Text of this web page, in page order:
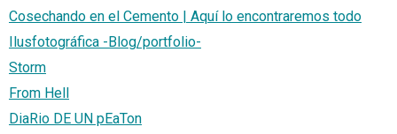
Cosechando en el Cemento | Aquí lo encontraremos todo
Ilusfotográfica -Blog/portfolio-
Storm
From Hell
DiaRio DE UN pEaTon